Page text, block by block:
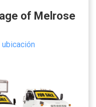
of Melrose